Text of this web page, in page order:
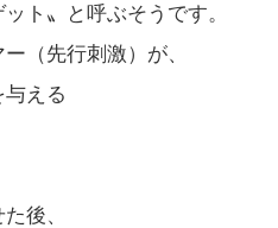
ト〟と呼ぶそうです。
（先行刺激）が、
える
後、